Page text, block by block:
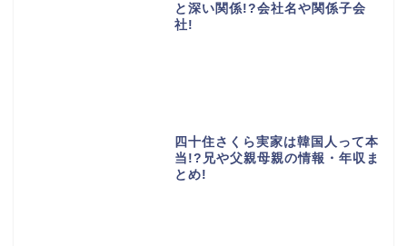
と深い関係!?会社名や関係子会
社!
四十住さくら実家は韓国人って本
当!?兄や父親母親の情報・年収ま
とめ!